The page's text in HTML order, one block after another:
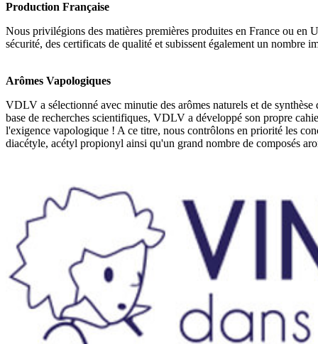
Production Française
Nous privilégions des matières premières produites en France ou en
sécurité, des certificats de qualité et subissent également un nombre
Arômes Vapologiques
VDLV a sélectionné avec minutie des arômes naturels et de
base de recherches scientifiques, VDLV a développé son propre
l'exigence vapologique ! A ce titre, nous contrôlons en priorité les
diacétyle, acétyl propionyl ainsi qu'un grand nombre de composés